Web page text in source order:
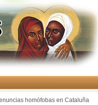
homófobas en Cataluña